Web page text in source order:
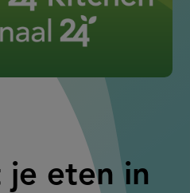
je eten in